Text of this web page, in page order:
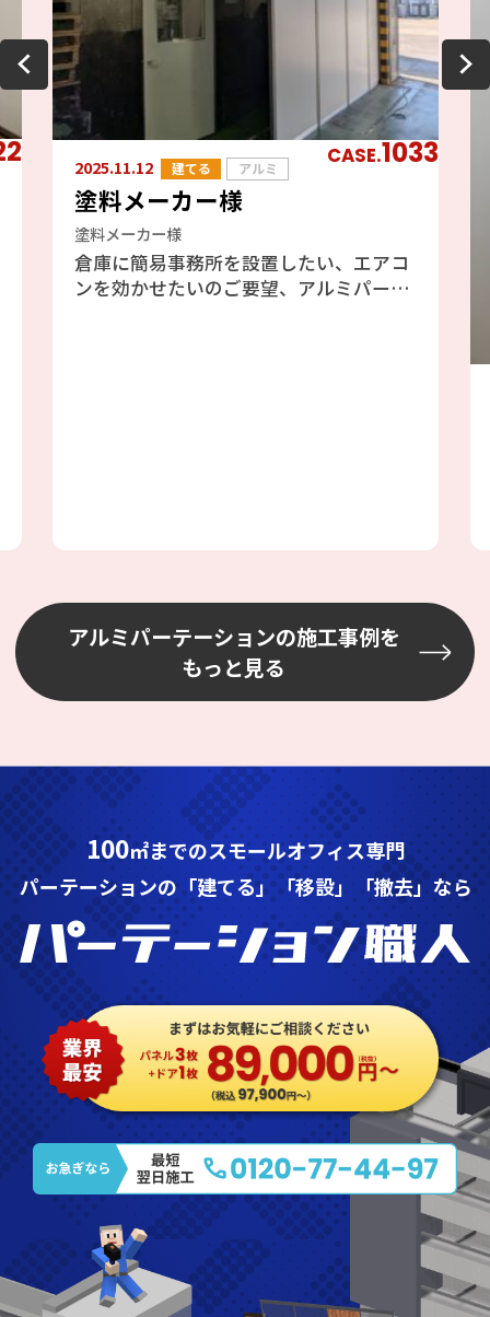
CASE.1033
2025.11.12 建てる アルミ
塗料メーカー様
塗料メーカー様
倉庫に簡易事務所を設置したい、エアコ
ンを効かせたいのご要望、アルミパーテ
アルミパーテーションの施工事例を
もっと見る
100㎡までのスモールオフィス専門
パーテーションの「建てる」「移設」「撤去」なら